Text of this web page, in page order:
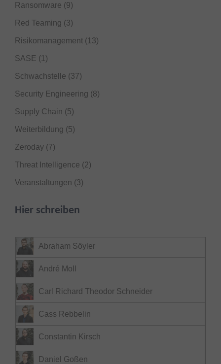
Ransomware (9)
Red Teaming (3)
Risikomanagement (13)
SASE (1)
Schwachstelle (37)
Security Engineering (8)
Supply Chain (5)
Weiterbildung (5)
Zeroday (7)
Threat Intelligence (2)
Veranstaltungen (3)
Hier schreiben
Abraham Söyler
André Moll
Carl Richard Theodor Schneider
Cass Rebbelin
Constantin Kirsch
Daniel Goßen